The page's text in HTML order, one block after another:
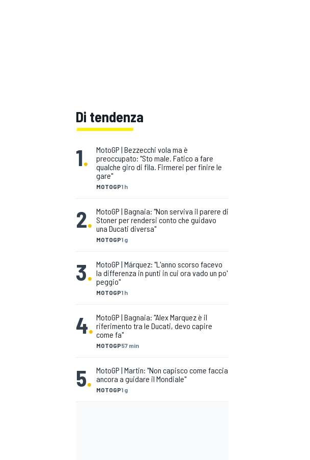
Di tendenza
1.
MOTOGP1 h
MotoGP | Bezzecchi vola ma è
preoccupato: "Sto male. Fatico a fare
qualche giro di fila. Firmerei per finire le
gare"
2.
MOTOGP1 g
MotoGP | Bagnaia: "Non serviva il parere di
Stoner per rendersi conto che guidavo
una Ducati diversa"
3.
MOTOGP1 h
MotoGP | Márquez: "L'anno scorso facevo
la differenza in punti in cui ora vado un po'
peggio"
4.
MOTOGP57 min
MotoGP | Bagnaia: "Alex Marquez è il
riferimento tra le Ducati, devo capire
come fa"
5. MOTOGP1 g
MotoGP | Martin: "Non capisco come faccia
ancora a guidare il Mondiale"